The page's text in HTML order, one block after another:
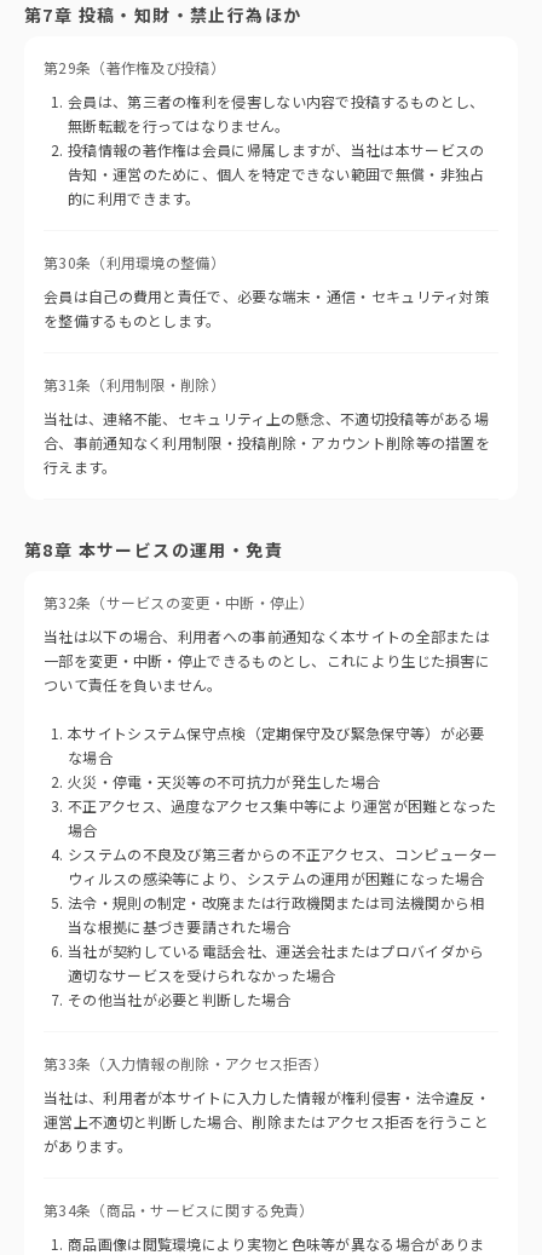
第7章 投稿・知財・禁止行為ほか
第29条（著作権及び投稿）
会員は、第三者の権利を侵害しない内容で投稿するものとし、
無断転載を行ってはなりません。
投稿情報の著作権は会員に帰属しますが、当社は本サービスの
告知・運営のために、個人を特定できない範囲で無償・非独占
的に利用できます。
第30条（利用環境の整備）
会員は自己の費用と責任で、必要な端末・通信・セキュリティ対策
を整備するものとします。
第31条（利用制限・削除）
当社は、連絡不能、セキュリティ上の懸念、不適切投稿等がある場
合、事前通知なく利用制限・投稿削除・アカウント削除等の措置を
行えます。
第8章 本サービスの運用・免責
第32条（サービスの変更・中断・停止）
当社は以下の場合、利用者への事前通知なく本サイトの全部または
一部を変更・中断・停止できるものとし、これにより生じた損害に
ついて責任を負いません。
本サイトシステム保守点検（定期保守及び緊急保守等）が必要
な場合
火災・停電・天災等の不可抗力が発生した場合
不正アクセス、過度なアクセス集中等により運営が困難となった
場合
システムの不良及び第三者からの不正アクセス、コンピューター
ウィルスの感染等により、システムの運用が困難になった場合
法令・規則の制定・改廃または行政機関または司法機関から相
当な根拠に基づき要請された場合
当社が契約している電話会社、運送会社またはプロバイダから
適切なサービスを受けられなかった場合
その他当社が必要と判断した場合
第33条（入力情報の削除・アクセス拒否）
当社は、利用者が本サイトに入力した情報が権利侵害・法令違反・
運営上不適切と判断した場合、削除またはアクセス拒否を行うこと
があります。
第34条（商品・サービスに関する免責）
商品画像は閲覧環境により実物と色味等が異なる場合がありま